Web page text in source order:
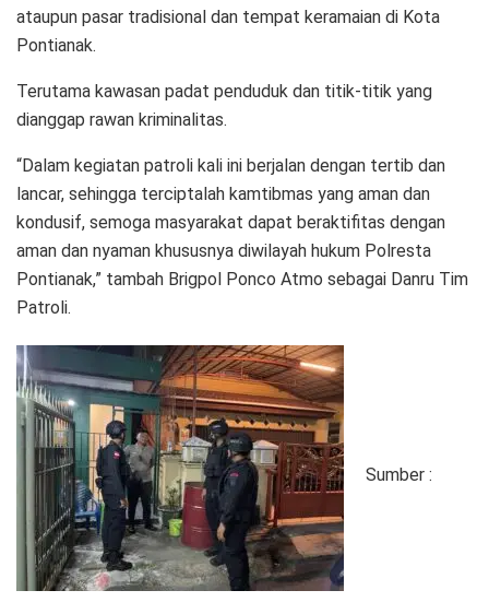
ataupun pasar tradisional dan tempat keramaian di Kota
Pontianak.
Terutama kawasan padat penduduk dan titik-titik yang
dianggap rawan kriminalitas.
“Dalam kegiatan patroli kali ini berjalan dengan tertib dan
lancar, sehingga terciptalah kamtibmas yang aman dan
kondusif, semoga masyarakat dapat beraktifitas dengan
aman dan nyaman khususnya diwilayah hukum Polresta
Pontianak,” tambah Brigpol Ponco Atmo sebagai Danru Tim
Patroli.
Sumber :